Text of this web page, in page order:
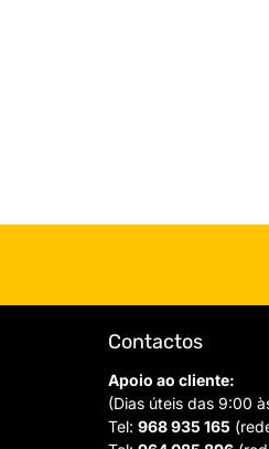
Contactos
Apoio ao cliente:
(Dias úteis das 9:00
Tel: 968 935 165